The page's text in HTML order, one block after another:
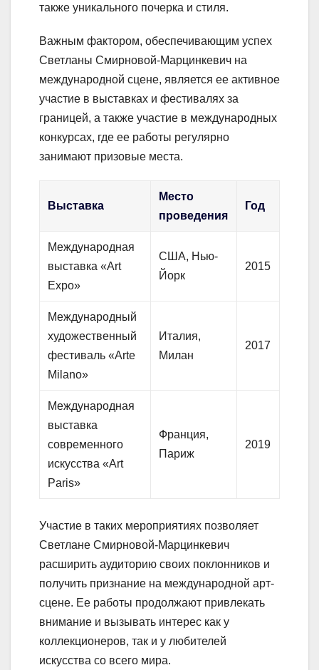
также уникального почерка и стиля.
Важным фактором, обеспечивающим успех
Светланы Смирновой-Марцинкевич на
международной сцене, является ее активное
участие в выставках и фестивалях за
границей, а также участие в международных
конкурсах, где ее работы регулярно
занимают призовые места.
Выставка
Место
проведения
Год
Международная
выставка «Art
Expo»
США, Нью-
Йорк
2015
Международный
художественный
фестиваль «Arte
Milano»
Италия,
Милан
2017
Международная
выставка
современного
искусства «Art
Paris»
Франция,
Париж
2019
Участие в таких мероприятиях позволяет
Светлане Смирновой-Марцинкевич
расширить аудиторию своих поклонников и
получить признание на международной арт-
сцене. Ее работы продолжают привлекать
внимание и вызывать интерес как у
коллекционеров, так и у любителей
искусства со всего мира.